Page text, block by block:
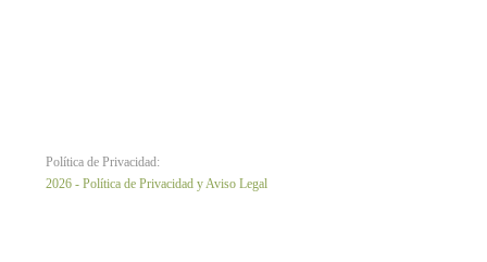
Política de Privacidad:
2026 - Política de Privacidad y Aviso Legal